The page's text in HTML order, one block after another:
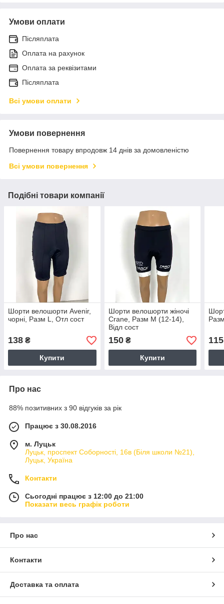
Умови оплати
Післяплата
Оплата на рахунок
Оплата за реквізитами
Післяплата
Всі умови оплати
Умови повернення
Повернення товару впродовж 14 днів за домовленістю
Всі умови повернення
Подібні товари компанії
Шорти велошорти Avenir,
чорні, Разм L, Отл сост
138 ₴
Купити
Шорти велошорти жіночі
Crane, Разм М (12-14),
Відл сост
150₴
Купити
115
Про нас
88% позитивних з 90 відгуків за рік
Працює з 30.08.2016
м. Луцьк
Луцьк, проспект Соборності, 16в (Біля школи №21),
Луцьк, Україна
Контакти
Сьогодні працює з 12:00 до 21:00
Показати весь графік роботи
Про нас
Контакти
Доставка та оплата